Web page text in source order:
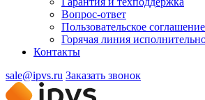
Вопрос-ответ
Пользовательское соглашение
Горячая линия
Контакты
sale@ipvs.ru Заказать звонок